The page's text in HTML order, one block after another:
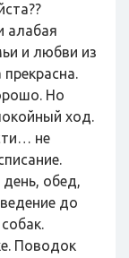
алабая
и любви из
Но
ход.
не
обед,
до
Поводок